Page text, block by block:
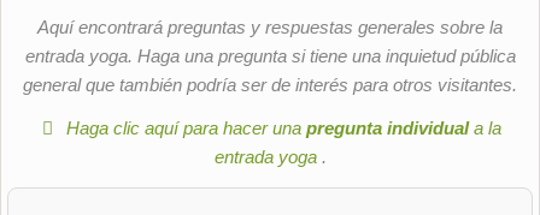
Aquí encontrará preguntas y respuestas generales sobre la
entrada yoga. Haga una pregunta si tiene una inquietud pública
general que también podría ser de interés para otros visitantes.
Haga clic aquí para hacer unapregunta individuala la
entrada yoga .